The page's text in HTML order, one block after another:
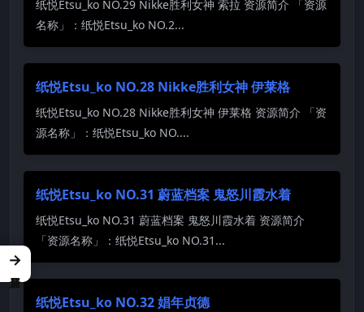
纸悦Etsu_ko NO.29 Nikke胜利女神 索拉 资源简介 「资源
名称」：纸悦Etsu_ko NO.2...
纸悦Etsu_ko NO.28 Nikke胜利女神 伊莱格
纸悦Etsu_ko NO.28 Nikke胜利女神 伊莱格 资源简介 「资
源名称」：纸悦Etsu_ko NO....
纸悦Etsu_ko NO.31 蔚蓝档案 鬼怒川霞水着
纸悦Etsu_ko NO.31 蔚蓝档案 鬼怒川霞水着 资源简介
「资源名称」：纸悦Etsu_ko NO.31...
纸悦Etsu_ko NO.32 娼年贞德
→